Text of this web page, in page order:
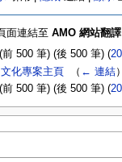
面連結至 AMO 網站翻譯
前 500 筆) (後 500 筆) (20
化專案主頁
（ ← 連結）
前 500 筆) (後 500 筆) (20